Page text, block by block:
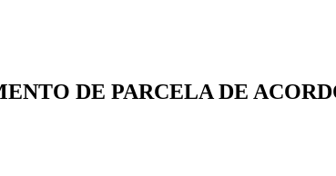
DE PARCELA DE